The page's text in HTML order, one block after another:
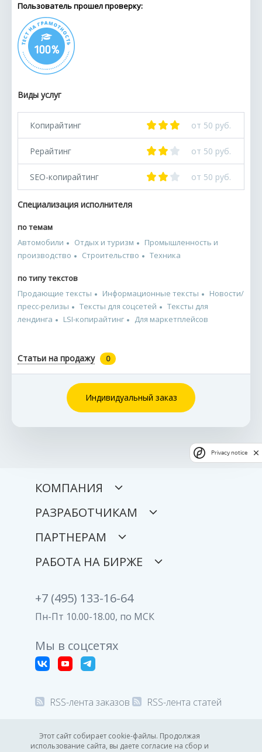
Пользователь прошел проверку:
Виды услуг
Копирайтинг от 50 руб.
Рерайтинг от 50 руб.
SEO-копирайтинг от 50 руб.
Специализация исполнителя
по темам
Автомобили
Отдых и туризм
Промышленность и
производство
Строительство Техника
по типу текстов
Продающие тексты
Информационные тексты
Новости/
пресс-релизы
Тексты для соцсетей
Тексты для
лендинга
LSI-копирайтинг Для маркетплейсов
Статьи на продажу 0
Индивидуальный заказ
Этот сайт собирает cookie-файлы. Продолжая
использование сайта, вы даете согласие на сбор и
КОМПАНИЯ
РАЗРАБОТЧИКАМ
ПАРТНЕРАМ
РАБОТА НА БИРЖЕ
+7 (495) 133-16-64
Пн-Пт 10.00-18.00, по МСК
Мы в соцсетях
RSS-лента заказов RSS-лента статей
© 2008-2026 Все права защищены.
Privacy notice